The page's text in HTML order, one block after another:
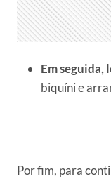
Em seguida,
biquíni e
Por fim, para